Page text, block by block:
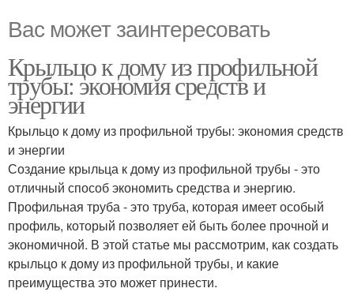
Вас может заинтересовать
Крыльцо к дому из профильной
трубы: экономия средств и
энергии
Крыльцо к дому из профильной трубы: экономия средств
и энергии
Создание крыльца к дому из профильной трубы - это
отличный способ экономить средства и энергию.
Профильная труба - это труба, которая имеет особый
профиль, который позволяет ей быть более прочной и
экономичной. В этой статье мы рассмотрим, как создать
крыльцо к дому из профильной трубы, и какие
преимущества это может принести.